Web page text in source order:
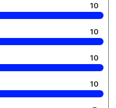
10
10
10
10